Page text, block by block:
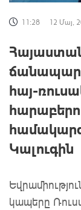
11:28 12 Մայ,
հայ-
Կալուգին
կապերը